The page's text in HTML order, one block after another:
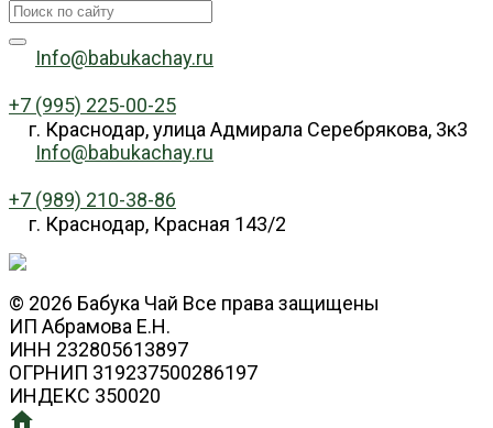
Info@babukachay.ru
+7 (995) 225-00-25
г. Краснодар, улица Адмирала Серебрякова, 3к3
Info@babukachay.ru
+7 (989) 210-38-86
г. Краснодар, Красная 143/2
© 2026 Бабука Чай Все права защищены
ИП Абрамова Е.Н.
ИНН 232805613897
ОГРНИП 319237500286197
ИНДЕКС 350020